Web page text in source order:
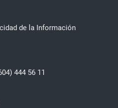
de la Información
444 56 11